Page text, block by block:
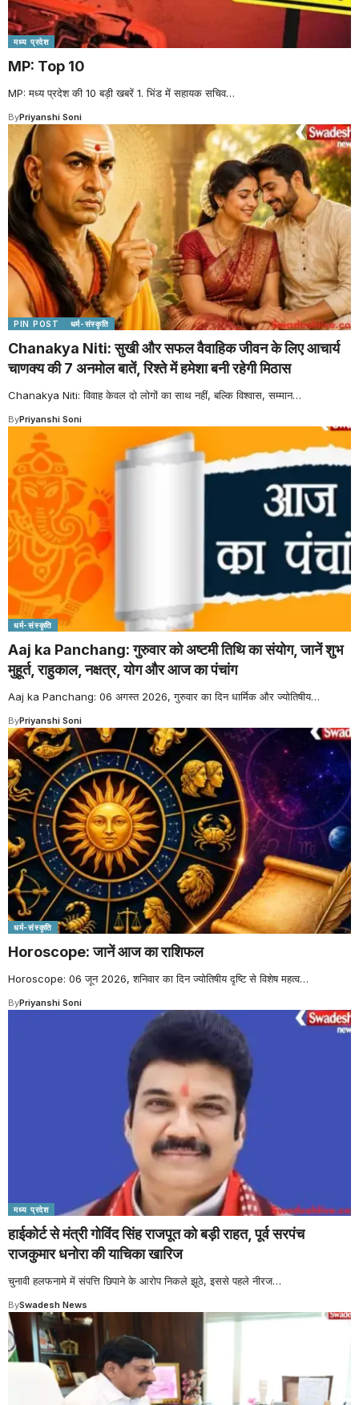
मध्य प्रदेश
MP: Top 10
MP: मध्य प्रदेश की 10 बड़ी खबरें 1. भिंड में सहायक सचिव…
ByPriyanshi Soni
PIN POST धर्म-संस्कृति
Chanakya Niti: सुखी और सफल वैवाहिक जीवन के लिए आचार्य
चाणक्य की 7 अनमोल बातें, रिश्ते में हमेशा बनी रहेगी मिठास
Chanakya Niti: विवाह केवल दो लोगों का साथ नहीं, बल्कि विश्वास, सम्मान…
ByPriyanshi Soni
धर्म-संस्कृति
Aaj ka Panchang: गुरुवार को अष्टमी तिथि का संयोग, जानें शुभ
मुहूर्त, राहुकाल, नक्षत्र, योग और आज का पंचांग
Aaj ka Panchang: 06 अगस्त 2026, गुरुवार का दिन धार्मिक और ज्योतिषीय…
ByPriyanshi Soni
धर्म-संस्कृति
Horoscope: जानें आज का राशिफल
Horoscope: 06 जून 2026, शनिवार का दिन ज्योतिषीय दृष्टि से विशेष महत्व…
ByPriyanshi Soni
मध्य प्रदेश
हाईकोर्ट से मंत्री गोविंद सिंह राजपूत को बड़ी राहत, पूर्व सरपंच
राजकुमार धनोरा की याचिका खारिज
चुनावी हलफनामे में संपत्ति छिपाने के आरोप निकले झूठे, इससे पहले नीरज…
BySwadesh News